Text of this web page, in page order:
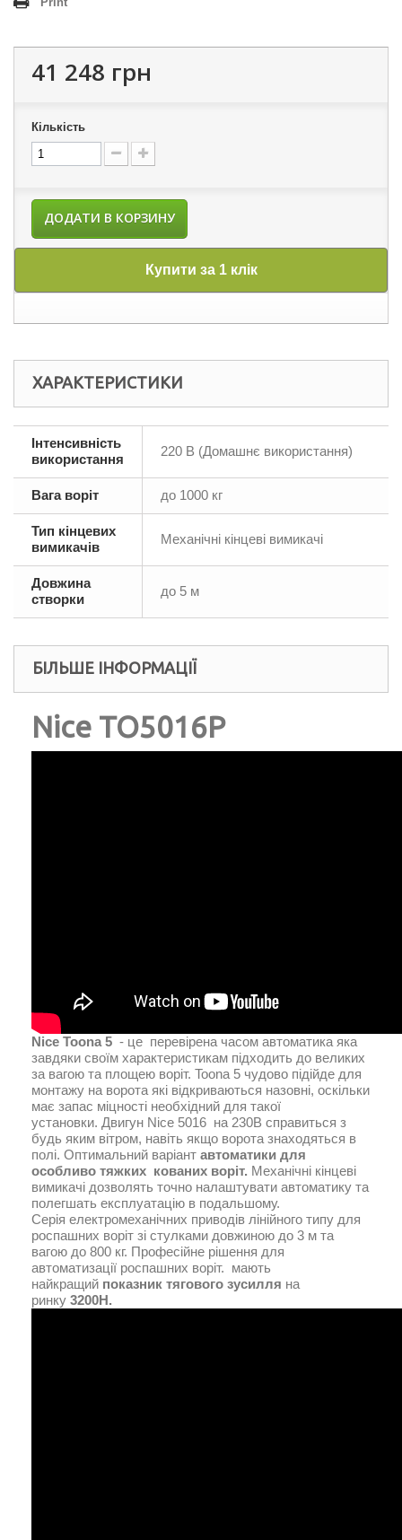
41 248 грн
Кількість
ДОДАТИ В КОРЗИНУ
Купити за 1 клік
ХАРАКТЕРИСТИКИ
Інтенсивність
використання
220 В (Домашнє використання)
Вага воріт до 1000 кг
Тип кінцевих
вимикачів
Механічні кінцеві вимикачі
Довжина
створки
до 5 м
БІЛЬШЕ ІНФОРМАЦІЇ
Nice TO5016P
Nice Toona 5 - це перевірена часом автоматика яка
завдяки своїм характеристикам підходить до великих
за вагою та площею воріт. Toona 5 чудово підійде для
монтажу на ворота які відкриваються назовні, оскільки
має запас міцності необхідний для такої
установки. Двигун Nice 5016 на 230В справиться з
будь яким вітром, навіть якщо ворота знаходяться в
полі. Оптимальний варіант автоматики для
особливо тяжких кованих воріт. Механічні кінцеві
вимикачі дозволять точно налаштувати автоматику та
полегшать експлуатацію в подальшому.
Серія електромеханічних приводів лінійного типу для
роспашних воріт зі стулками довжиною до 3 м та
вагою до 800 кг. Професійне рішення для
автоматизації роспашних воріт. мають
найкращий показник тягового зусилля на
ринку 3200Н.